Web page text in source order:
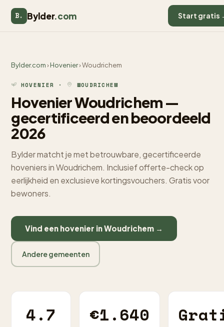
B. Bylder.com Start gratis
Bylder.com›Hovenier› Woudrichem
HOVENIER · WOUDRICHEM
Hovenier Woudrichem —
gecertificeerd en beoordeeld
2026
Bylder matcht je met betrouwbare, gecertificeerde
hoveniers in Woudrichem. Inclusief offerte-check op
eerlijkheid en exclusieve kortingsvouchers. Gratis voor
bewoners.
Vind een hovenier in Woudrichem →
Andere gemeenten
4.7 €1.640